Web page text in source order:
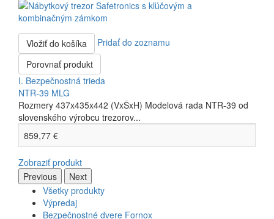
Vložiť do košíka
Pridať do zoznamu
Porovnať produkt
I. Bezpečnostná trieda
NTR-39 MLG
Rozmery 437x435x442 (VxŠxH) Modelová rada NTR-39 od
slovenského výrobcu trezorov...
859,77 €
Zobraziť produkt
Previous
Next
Všetky produkty
Výpredaj
Bezpečnostné dvere Fornox